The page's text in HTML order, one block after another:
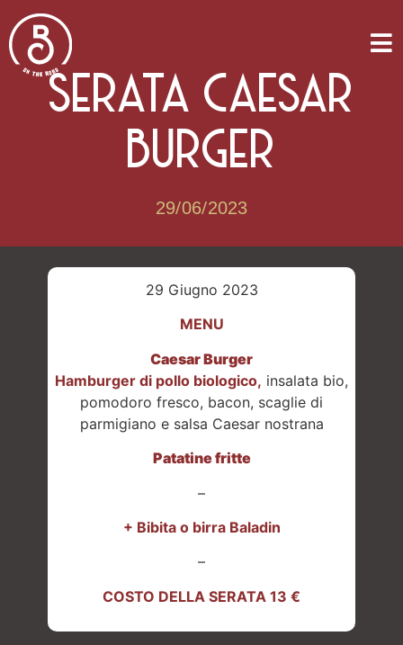
SERATA CAESAR
BURGER
29/06/2023
29 Giugno 2023
MENU
Caesar Burger
Hamburger di pollo biologico, insalata bio,
pomodoro fresco, bacon, scaglie di
parmigiano e salsa Caesar nostrana
Patatine fritte
–
+ Bibita o birra Baladin
–
COSTO DELLA SERATA 13 €